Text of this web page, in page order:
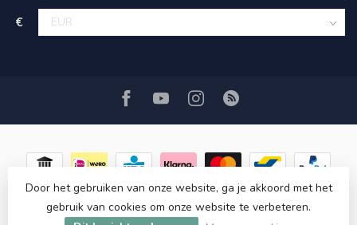
€
Door het gebruiken van onze website, ga je akkoord met het
gebruik van cookies om onze website te verbeteren.